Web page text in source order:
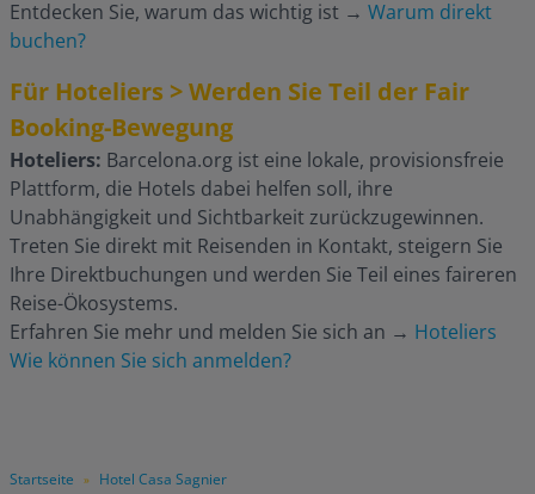
Startseite » Hotel Casa Sagnier
Entdecken Sie, warum das wichtig ist → Warum direkt
buchen?
Für Hoteliers > Werden Sie Teil der Fair
Booking-Bewegung
Hoteliers: Barcelona.org ist eine lokale, provisionsfreie
Plattform, die Hotels dabei helfen soll, ihre
Unabhängigkeit und Sichtbarkeit zurückzugewinnen.
Treten Sie direkt mit Reisenden in Kontakt, steigern Sie
Ihre Direktbuchungen und werden Sie Teil eines faireren
Reise-Ökosystems.
Erfahren Sie mehr und melden Sie sich an → Hoteliers
Wie können Sie sich anmelden?